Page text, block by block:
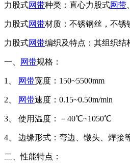
力股式网带种类：直心力股式网带
力股式网带材质：不锈钢丝，不锈
力股式网带编织及特点：其组织结
一、 网带规格：
1、 网带宽度：150~5500mm
2、 网带速度：0.15~0.50m/min
3、 使用温度：－40℃~1050℃
4、 边缘形式：弯边、镦头、焊接
二、性能特点：